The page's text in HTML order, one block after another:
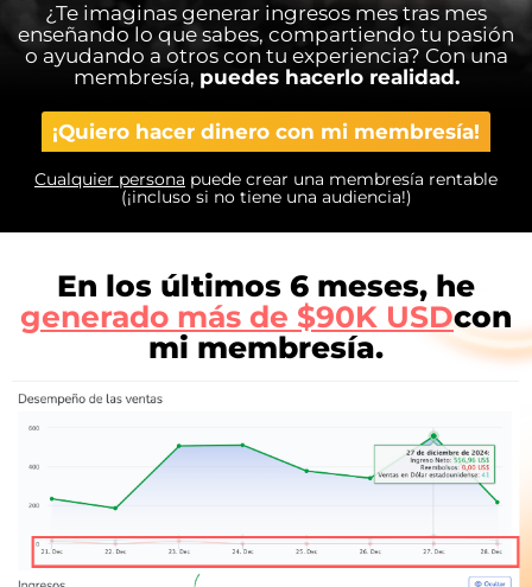
¿Te imaginas generar ingresos mes tras mes
enseñando lo que sabes, compartiendo tu pasión
o ayudando a otros con tu experiencia? Con una
membresía, puedes hacerlo realidad.
¡Quiero hacer dinero con mi membresía!
Cualquier persona puede crear una membresía rentable
(¡incluso si no tiene una audiencia!)
En los últimos 6 meses, he
generado más de $90K USDcon
mi membresía.